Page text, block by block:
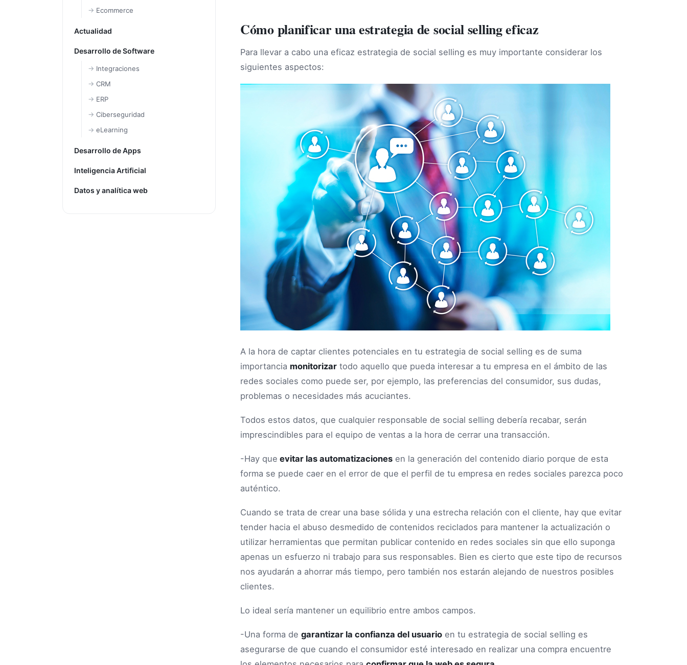
Ecommerce
Actualidad
Desarrollo de Software
Integraciones
CRM
ERP
Ciberseguridad
eLearning
Desarrollo de Apps
Inteligencia Artificial
Datos y analítica web
Cómo planificar una estrategia de social selling eficaz
Para llevar a cabo una eficaz estrategia de social selling es muy importante considerar los
siguientes aspectos:
A la hora de captar clientes potenciales en tu estrategia de social selling es de suma
importancia monitorizar todo aquello que pueda interesar a tu empresa en el ámbito de las
redes sociales como puede ser, por ejemplo, las preferencias del consumidor, sus dudas,
problemas o necesidades más acuciantes.
Todos estos datos, que cualquier responsable de social selling debería recabar, serán
imprescindibles para el equipo de ventas a la hora de cerrar una transacción.
-Hay que evitar las automatizaciones en la generación del contenido diario porque de esta
forma se puede caer en el error de que el perfil de tu empresa en redes sociales parezca poco
auténtico.
Cuando se trata de crear una base sólida y una estrecha relación con el cliente, hay que evitar
tender hacia el abuso desmedido de contenidos reciclados para mantener la actualización o
utilizar herramientas que permitan publicar contenido en redes sociales sin que ello suponga
apenas un esfuerzo ni trabajo para sus responsables. Bien es cierto que este tipo de recursos
nos ayudarán a ahorrar más tiempo, pero también nos estarán alejando de nuestros posibles
clientes.
Lo ideal sería mantener un equilibrio entre ambos campos.
-Una forma de garantizar la confianza del usuario en tu estrategia de social selling es
asegurarse de que cuando el consumidor esté interesado en realizar una compra encuentre